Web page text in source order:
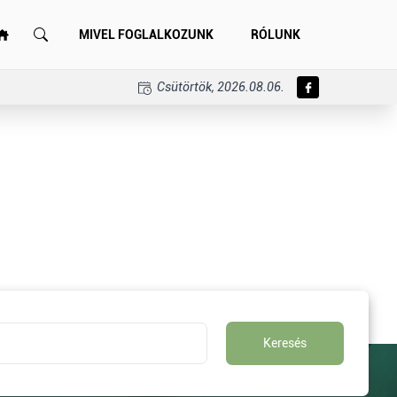
MIVEL FOGLALKOZUNK RÓLUNK
Csütörtök, 2026.08.06.
Keresés